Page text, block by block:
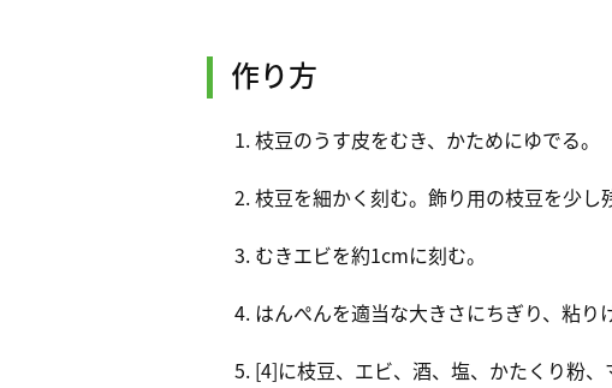
作り方
枝豆のうす皮をむき、かためにゆでる。
枝豆を細かく刻む。飾り用の枝豆を少し
むきエビを約1cmに刻む。
はんぺんを適当な大きさにちぎり、粘り
[4]に枝豆、エビ、酒、塩、かたくり粉、